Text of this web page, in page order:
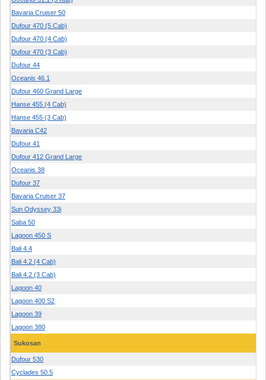
Bavaria Cruiser 50
Dufour 470 (5 Cab)
Dufour 470 (4 Cab)
Dufour 470 (3 Cab)
Dufour 44
Oceanis 46.1
Dufour 460 Grand Large
Hanse 455 (4 Cab)
Hanse 455 (3 Cab)
Bavaria C42
Dufour 41
Dufour 412 Grand Large
Oceanis 38
Dufour 37
Bavaria Cruiser 37
Sun Odyssey 33i
Saba 50
Lagoon 450 S
Bali 4.4
Bali 4.2 (4 Cab)
Bali 4.2 (3 Cab)
Lagoon 40
Lagoon 400 S2
Lagoon 39
Lagoon 380
Sukosan
Dufour 530
Cyclades 50.5